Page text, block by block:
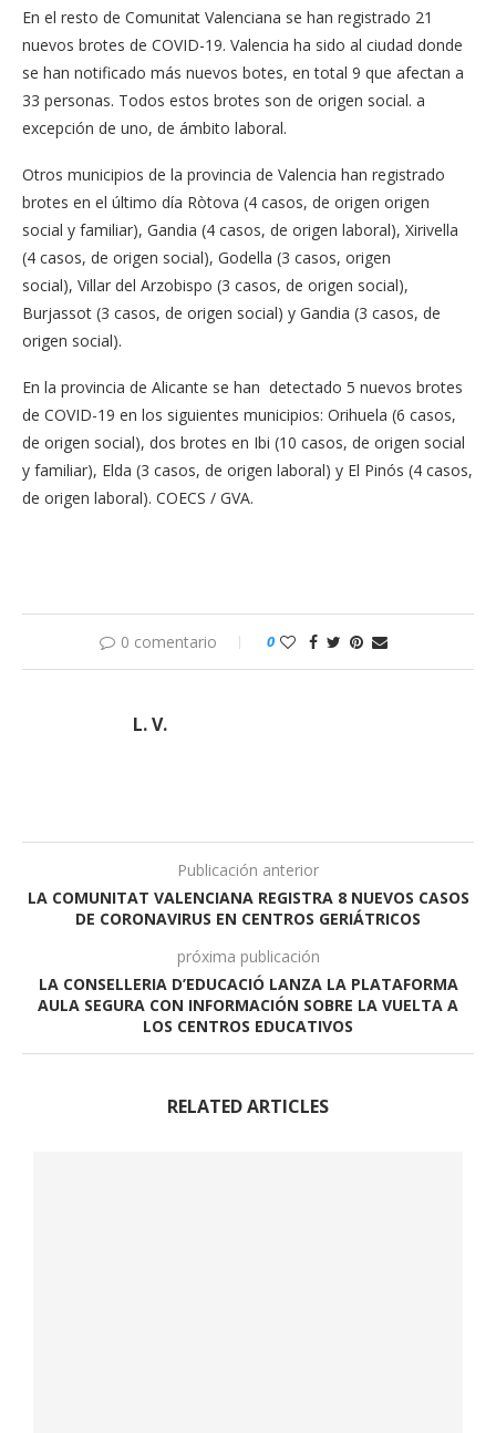
En el resto de Comunitat Valenciana se han registrado 21
nuevos brotes de COVID-19. Valencia ha sido al ciudad donde
se han notificado más nuevos botes, en total 9 que afectan a
33 personas. Todos estos brotes son de origen social. a
excepción de uno, de ámbito laboral.
Otros municipios de la provincia de Valencia han registrado
brotes en el último día Ròtova (4 casos, de origen origen
social y familiar), Gandia (4 casos, de origen laboral), Xirivella
(4 casos, de origen social), Godella (3 casos, origen
social), Villar del Arzobispo (3 casos, de origen social),
Burjassot (3 casos, de origen social) y Gandia (3 casos, de
origen social).
En la provincia de Alicante se han detectado 5 nuevos brotes
de COVID-19 en los siguientes municipios: Orihuela (6 casos,
de origen social), dos brotes en Ibi (10 casos, de origen social
y familiar), Elda (3 casos, de origen laboral) y El Pinós (4 casos,
de origen laboral). COECS / GVA.
0 comentario 0
L. V.
Publicación anterior
LA COMUNITAT VALENCIANA REGISTRA 8 NUEVOS CASOS
DE CORONAVIRUS EN CENTROS GERIÁTRICOS
próxima publicación
LA CONSELLERIA D’EDUCACIÓ LANZA LA PLATAFORMA
AULA SEGURA CON INFORMACIÓN SOBRE LA VUELTA A
LOS CENTROS EDUCATIVOS
RELATED ARTICLES